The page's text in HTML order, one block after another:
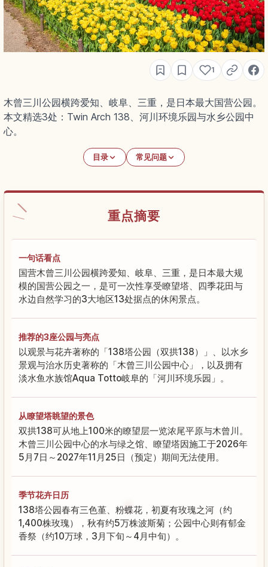
1
木曾三川公园横跨爱知、岐阜、三重，是日本最大国营公园。
本文精选3处：Twin Arch 138、河川环境乐园与水乡公园中
心。
目录 常见问题
重点摘要
一句话看点
国营木曾三川公园横跨爱知、岐阜、三重，是日本最大规
模的国营公园之一，是可一次性享受瞭望塔、四季花田与
水边自然学习的3大地区13处据点的休闲景点。
推荐的3座公园与亮点
以观景与花卉著称的「138塔公园（双拱138）」、以水乡
景观与治水历史著称的「木曾三川公园中心」，以及拥有
淡水鱼水族馆Aqua Totto岐阜的「河川环境乐园」。
从瞭望塔眺望的景色
双拱138可从地上100米的瞭望层一览浓尾平原与木曾川。
木曾三川公园中心的水与绿之馆、瞭望塔因施工于2026年
5月7日～2027年11月25日（预定）期间无法使用。
季节花卉日历
138塔公园春有三色堇、粉蝶花，初夏有玫瑰之河（约
1,400株玫瑰），秋有约5万株波斯菊；公园中心则有郁金
香祭（约10万球，3月下旬～4月中旬）。